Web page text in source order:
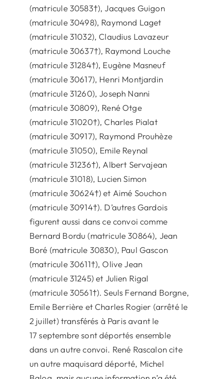
(matricule 30583†), Jacques Guigon
(matricule 30498), Raymond Laget
(matricule 31032), Claudius Lavazeur
(matricule 30637†), Raymond Louche
(matricule 31284†), Eugène Masneuf
(matricule 30617), Henri Montjardin
(matricule 31260), Joseph Nanni
(matricule 30809), René Otge
(matricule 31020†), Charles Pialat
(matricule 30917), Raymond Prouhèze
(matricule 31050), Emile Reynal
(matricule 31236†), Albert Servajean
(matricule 31018), Lucien Simon
(matricule 30624†) et Aimé Souchon
(matricule 30914†). D’autres Gardois
figurent aussi dans ce convoi comme
Bernard Bordu (matricule 30864), Jean
Boré (matricule 30830), Paul Gascon
(matricule 30611†), Olive Jean
(matricule 31245) et Julien Rigal
(matricule 30561†). Seuls Fernand Borgne,
Emile Berrière et Charles Rogier (arrêté le
2 juillet) transférés à Paris avant le
17 septembre sont déportés ensemble
dans un autre convoi. René Rascalon cite
un autre maquisard déporté, Michel